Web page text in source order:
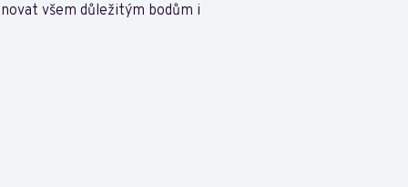
všem důležitým bodům i